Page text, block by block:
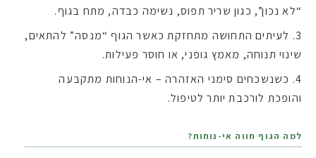
“לא נכון”, כגון שריר תפוס, נשימה כבדה, מתח בגוף.
לעיתים התחושה מתחזקת כאשר הגוף “מנסה” להתאים,
שינוי תנוחה, מאמץ גופני, או חוסר פעילות.
כשנשכחים סימני האזהרה – אי-הנוחות מתקבעה
והופכת לורכבת יותר לטיפול.
למה הגוף חווה אי-נוחות?